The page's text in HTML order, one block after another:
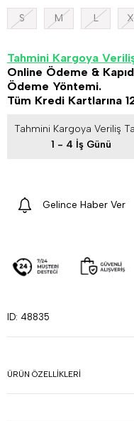
S M L
Tahmini Kargoya
Online Ödeme &
Ödeme Yöntemi.
Tüm Kredi Kartlarına
Tahmini Kargoya Veriliş
1 - 4 İş Günü
Gelince Haber Ver
ID: 48835
ÜRÜN ÖZELLIKLERI